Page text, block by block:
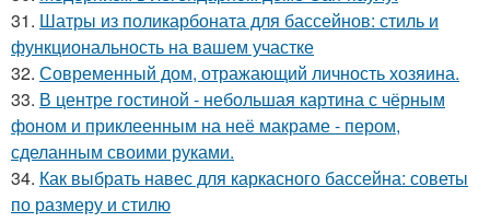
31. Шатры из поликарбоната для бассейнов: стиль и
функциональность на вашем участке
32. Современный дом, отражающий личность хозяина.
33. В центре гостиной - небольшая картина с чёрным
фоном и приклеенным на неё макраме - пером,
сделанным своими руками.
34. Как выбрать навес для каркасного бассейна: советы
по размеру и стилю